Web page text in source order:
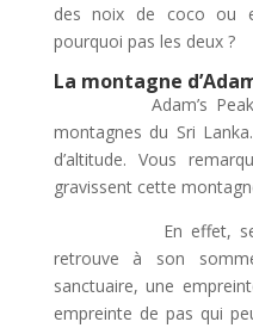
des noix de coco ou
pourquoi pas les deux ?
La montagne
Adam’s
montagnes du Sri
d’altitude. Vous
gravissent cette
En effet, selon
retrouve à son
sanctuaire, une
empreinte de pas qui